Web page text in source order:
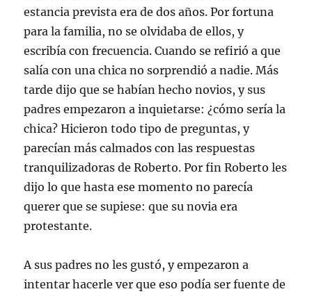
estancia prevista era de dos años. Por fortuna
para la familia, no se olvidaba de ellos, y
escribía con frecuencia. Cuando se refirió a que
salía con una chica no sorprendió a nadie. Más
tarde dijo que se habían hecho novios, y sus
padres empezaron a inquietarse: ¿cómo sería la
chica? Hicieron todo tipo de preguntas, y
parecían más calmados con las respuestas
tranquilizadoras de Roberto. Por fin Roberto les
dijo lo que hasta ese momento no parecía
querer que se supiese: que su novia era
protestante.
A sus padres no les gustó, y empezaron a
intentar hacerle ver que eso podía ser fuente de